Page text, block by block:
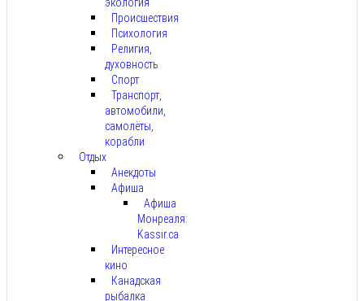
Происшествия
Психология
Религия,
духовность
Спорт
Транспорт,
автомобили,
самолёты,
корабли
Отдых
Анекдоты
Афиша
Афиша
Монреаля:
Kassir.ca
Интересное
кино
Канадская
рыбалка